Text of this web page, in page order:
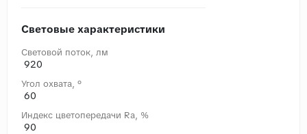
Световые характеристики
Световой поток, лм
920
Угол охвата, °
60
Индекс цветопередачи Ra, %
90